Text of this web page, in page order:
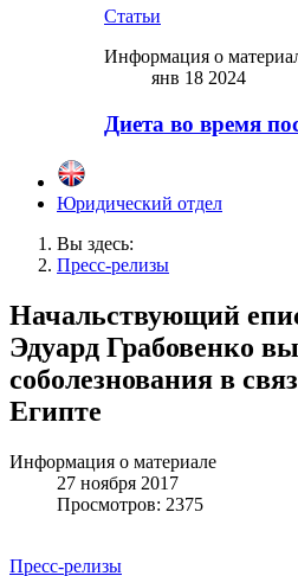
Статьи
Информация о
янв 18 2024
Диета во время
Юридический отдел
Вы здесь:
Пресс-релизы
Начальствующий
Эдуард Грабовенко
соболезнования в
Египте
Информация о материале
27 ноября 2017
Просмотров: 2375
Пресс-релизы